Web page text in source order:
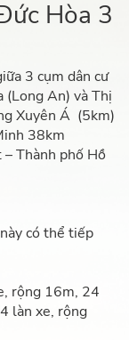
Hòa 3
3 cụm dân cư
(Long An) và Thị
Xuyên Á (5km)
38km
Thành phố Hồ
có thể tiếp
rộng 16m, 24
làn xe, rộng